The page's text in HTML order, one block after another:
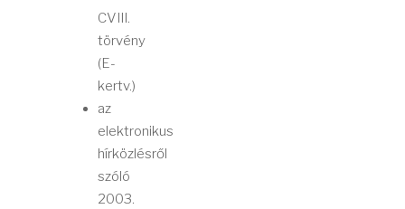
CVIII.
törvény
(E-
kertv.)
az
elektronikus
hírközlésről
szóló
2003.